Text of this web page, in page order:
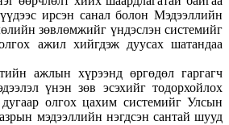
ирсэн санал болон Мэдээллийн
зөвлөмжийг үндэслэн системийг
ажил хийгдэж дуусах шатандаа
ажлын хүрээнд өргөдөл гаргагч
үнэн зөв эсэхийг тодорхойлох
олгох цахим системийг Улсын
мэдээллийн нэгдсэн сантай шууд